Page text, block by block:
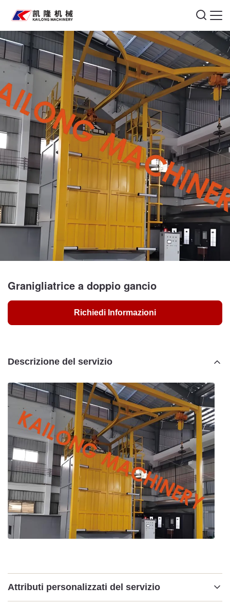
Granigliatrice a doppio gancio
Richiedi Informazioni
Descrizione del servizio
Attributi personalizzati del servizio